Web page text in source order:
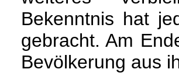
Bekenntnis hat
gebracht. Am
Bevölkerung aus